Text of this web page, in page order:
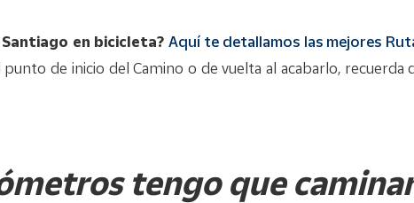
Santiago en bicicleta? Aquí te detallamos las mejores
de inicio del Camino o de vuelta al acabarlo,
tengo que